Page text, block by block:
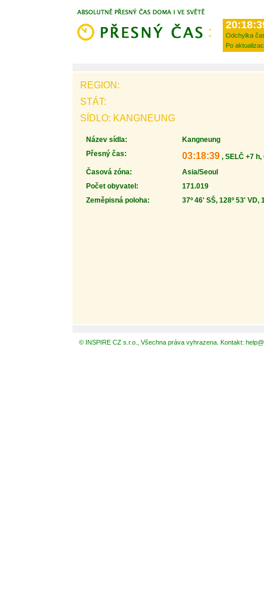
Odchylka
Po
REGION:
STÁT:
SÍDLO: KANGNEUNG
Název sídla:
Kangneung
Přesný čas:
03:18:39 , SELČ +7 h,
Časová zóna:
Asia/Seoul
Počet obyvatel:
171.019
Zeměpisná poloha:
37º 46' SŠ, 128º 53' VD,
© INSPIRE CZ s.r.o., Všechna práva vyhrazena. Kontakt: